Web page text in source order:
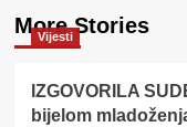
More Stories
Vijesti
IZGOVORILA
bijelom